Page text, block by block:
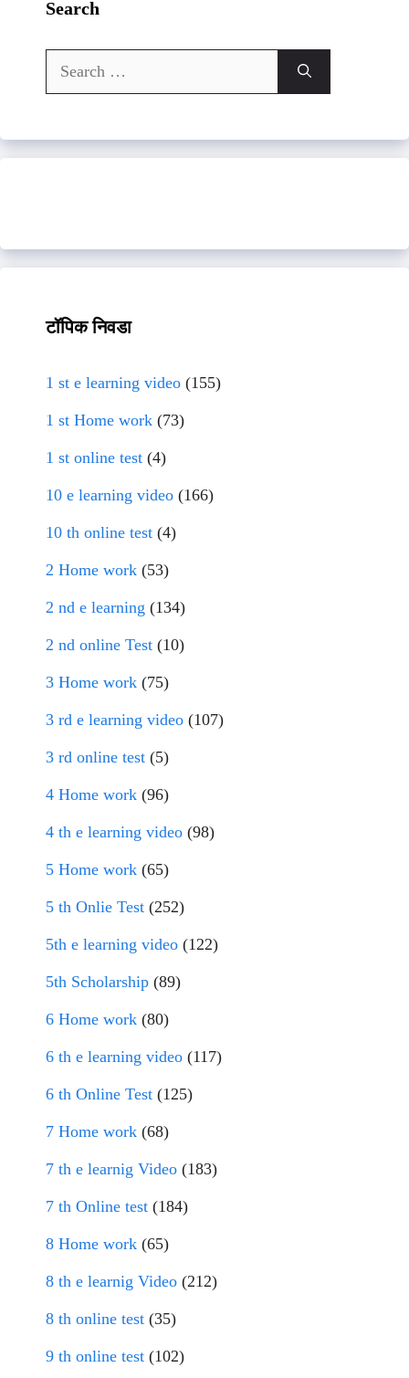
Search
Search
for:
टॉपिक निवडा
1 st e learning video (155)
1 st Home work (73)
1 st online test (4)
10 e learning video (166)
10 th online test (4)
2 Home work (53)
2 nd e learning (134)
2 nd online Test (10)
3 Home work (75)
3 rd e learning video (107)
3 rd online test (5)
4 Home work (96)
4 th e learning video (98)
5 Home work (65)
5 th Onlie Test (252)
5th e learning video (122)
5th Scholarship (89)
6 Home work (80)
6 th e learning video (117)
6 th Online Test (125)
7 Home work (68)
7 th e learnig Video (183)
7 th Online test (184)
8 Home work (65)
8 th e learnig Video (212)
8 th online test (35)
9 th online test (102)